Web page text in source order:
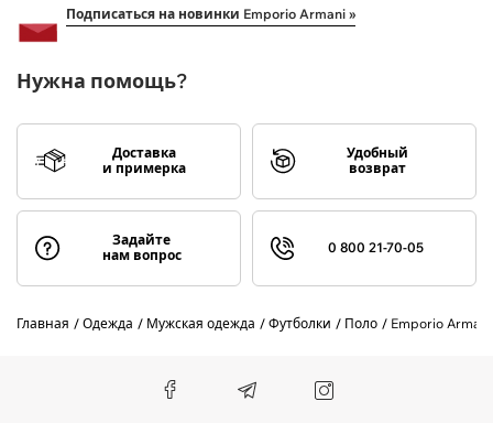
Подписаться на новинки Emporio Armani »
Нужна помощь?
Доставка
и примерка
Удобный
возврат
Задайте
нам вопрос
0 800 21-70-05
Главная Одежда Мужская одежда Футболки Поло Emporio Armani